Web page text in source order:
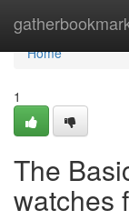
Home
Home
1
The
watches